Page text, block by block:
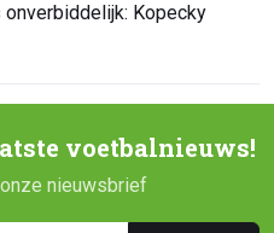
Kopecky
voetbalnieuws!
nieuwsbrief